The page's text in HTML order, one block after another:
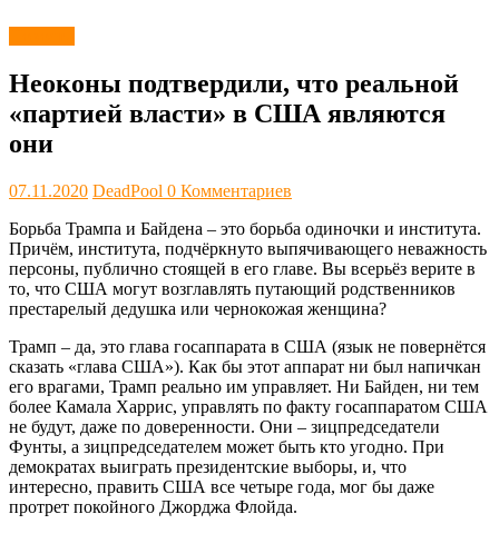
Неоконы подтвердили, что реальной
«партией власти» в США являются
они
07.11.2020 DeadPool 0 Комментариев
Борьба Трампа и Байдена – это борьба одиночки и института.
Причём, института, подчёркнуто выпячивающего неважность
персоны, публично стоящей в его главе. Вы всерьёз верите в
то, что США могут возглавлять путающий родственников
престарелый дедушка или чернокожая женщина?
Трамп – да, это глава госаппарата в США (язык не повернётся
сказать «глава США»). Как бы этот аппарат ни был напичкан
его врагами, Трамп реально им управляет. Ни Байден, ни тем
более Камала Харрис, управлять по факту госаппаратом США
не будут, даже по доверенности. Они – зицпредседатели
Фунты, а зицпредседателем может быть кто угодно. При
демократах выиграть президентские выборы, и, что
интересно, править США все четыре года, мог бы даже
протрет покойного Джорджа Флойда.